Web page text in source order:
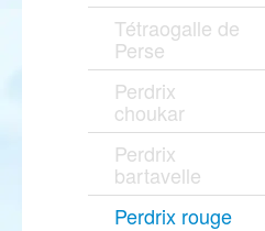
Tétraogalle de
Perse
Perdrix
choukar
Perdrix
bartavelle
Perdrix rouge